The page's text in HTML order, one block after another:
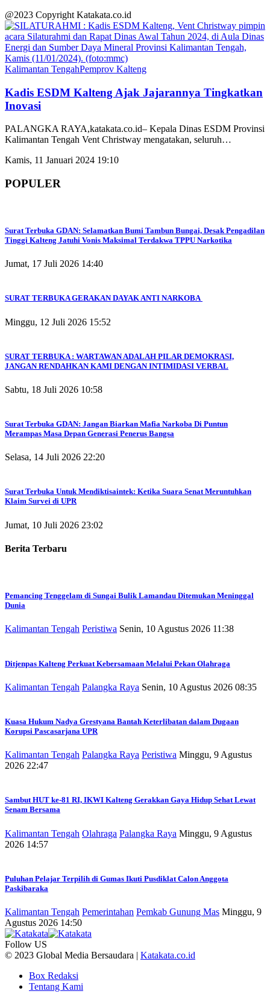
@2023 Copyright Katakata.co.id
Kalimantan TengahPemprov Kalteng
Kadis ESDM Kalteng Ajak Jajarannya Tingkatkan
Inovasi
PALANGKA RAYA,katakata.co.id– Kepala Dinas ESDM Provinsi
Kalimantan Tengah Vent Christway mengatakan, seluruh…
Kamis, 11 Januari 2024 19:10
POPULER
Surat Terbuka GDAN: Selamatkan Bumi Tambun Bungai, Desak Pengadilan
Tinggi Kalteng Jatuhi Vonis Maksimal Terdakwa TPPU Narkotika
Jumat, 17 Juli 2026 14:40
SURAT TERBUKA GERAKAN DAYAK ANTI NARKOBA
Minggu, 12 Juli 2026 15:52
SURAT TERBUKA : WARTAWAN ADALAH PILAR DEMOKRASI,
JANGAN RENDAHKAN KAMI DENGAN INTIMIDASI VERBAL
Sabtu, 18 Juli 2026 10:58
Surat Terbuka GDAN: Jangan Biarkan Mafia Narkoba Di Puntun
Merampas Masa Depan Generasi Penerus Bangsa
Selasa, 14 Juli 2026 22:20
Surat Terbuka Untuk Mendiktisaintek: Ketika Suara Senat Meruntuhkan
Klaim Survei di UPR
Jumat, 10 Juli 2026 23:02
Berita Terbaru
Pemancing Tenggelam di Sungai Bulik Lamandau Ditemukan Meninggal
Dunia
Kalimantan Tengah Peristiwa Senin, 10 Agustus 2026 11:38
Ditjenpas Kalteng Perkuat Kebersamaan Melalui Pekan Olahraga
Kalimantan Tengah Palangka Raya Senin, 10 Agustus 2026 08:35
Kuasa Hukum Nadya Grestyana Bantah Keterlibatan dalam Dugaan
Korupsi Pascasarjana UPR
Kalimantan Tengah Palangka Raya Peristiwa Minggu, 9 Agustus
2026 22:47
Sambut HUT ke-81 RI, IKWI Kalteng Gerakkan Gaya Hidup Sehat Lewat
Senam Bersama
Kalimantan Tengah Olahraga Palangka Raya Minggu, 9 Agustus
2026 14:57
Puluhan Pelajar Terpilih di Gumas Ikuti Pusdiklat Calon Anggota
Paskibaraka
Kalimantan Tengah Pemerintahan Pemkab Gunung Mas Minggu, 9
Agustus 2026 14:50
Follow US
© 2023 Global Media Bersaudara | Katakata.co.id
Box Redaksi
Tentang Kami